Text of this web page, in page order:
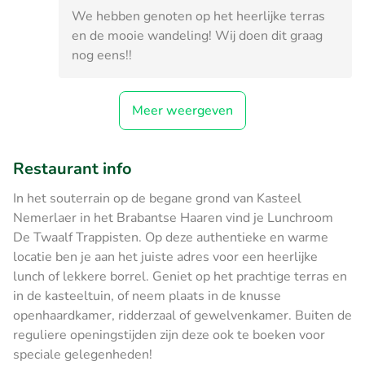
We hebben genoten op het heerlijke terras
en de mooie wandeling! Wij doen dit graag
nog eens!!
Meer weergeven
Restaurant info
In het souterrain op de begane grond van Kasteel
Nemerlaer in het Brabantse Haaren vind je Lunchroom
De Twaalf Trappisten. Op deze authentieke en warme
locatie ben je aan het juiste adres voor een heerlijke
lunch of lekkere borrel. Geniet op het prachtige terras en
in de kasteeltuin, of neem plaats in de knusse
openhaardkamer, ridderzaal of gewelvenkamer. Buiten de
reguliere openingstijden zijn deze ook te boeken voor
speciale gelegenheden!